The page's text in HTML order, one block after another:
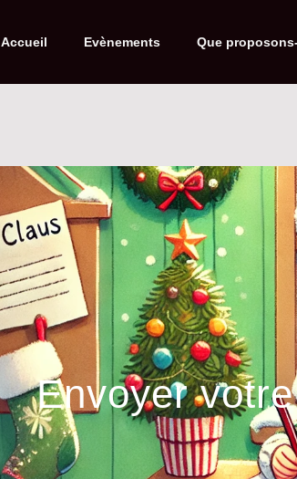
Accueil Evènements Que
Envoyer